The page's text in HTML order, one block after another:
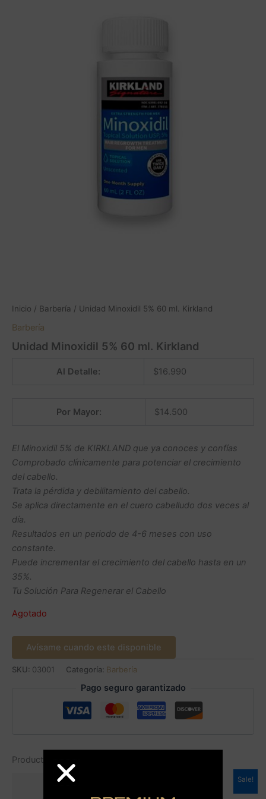
Inicio / Barbería / Unidad Minoxidil 5% 60 ml. Kirkland
Barbería
Unidad Minoxidil 5% 60 ml. Kirkland
Al Detalle: $16.990
Por Mayor: $14.500
El Minoxidil 5% de KIRKLAND que ya conoces y confías
Comprobado clínicamente para potenciar el crecimiento
del cabello.
Trata la pérdida y debilitamiento del cabello.
Se aplica directamente en el cuero cabelludo dos veces al
día.
Resultados en un periodo de 4-6 meses con uso
constante.
Puede incrementar el crecimiento del cabello hasta en un
35%.
Tu Solución Para Regenerar el Cabello
Agotado
Avísame cuando este disponible
SKU: 03001 Categoría: Barbería
Pago seguro garantizado
Productos relacionados
Sale!